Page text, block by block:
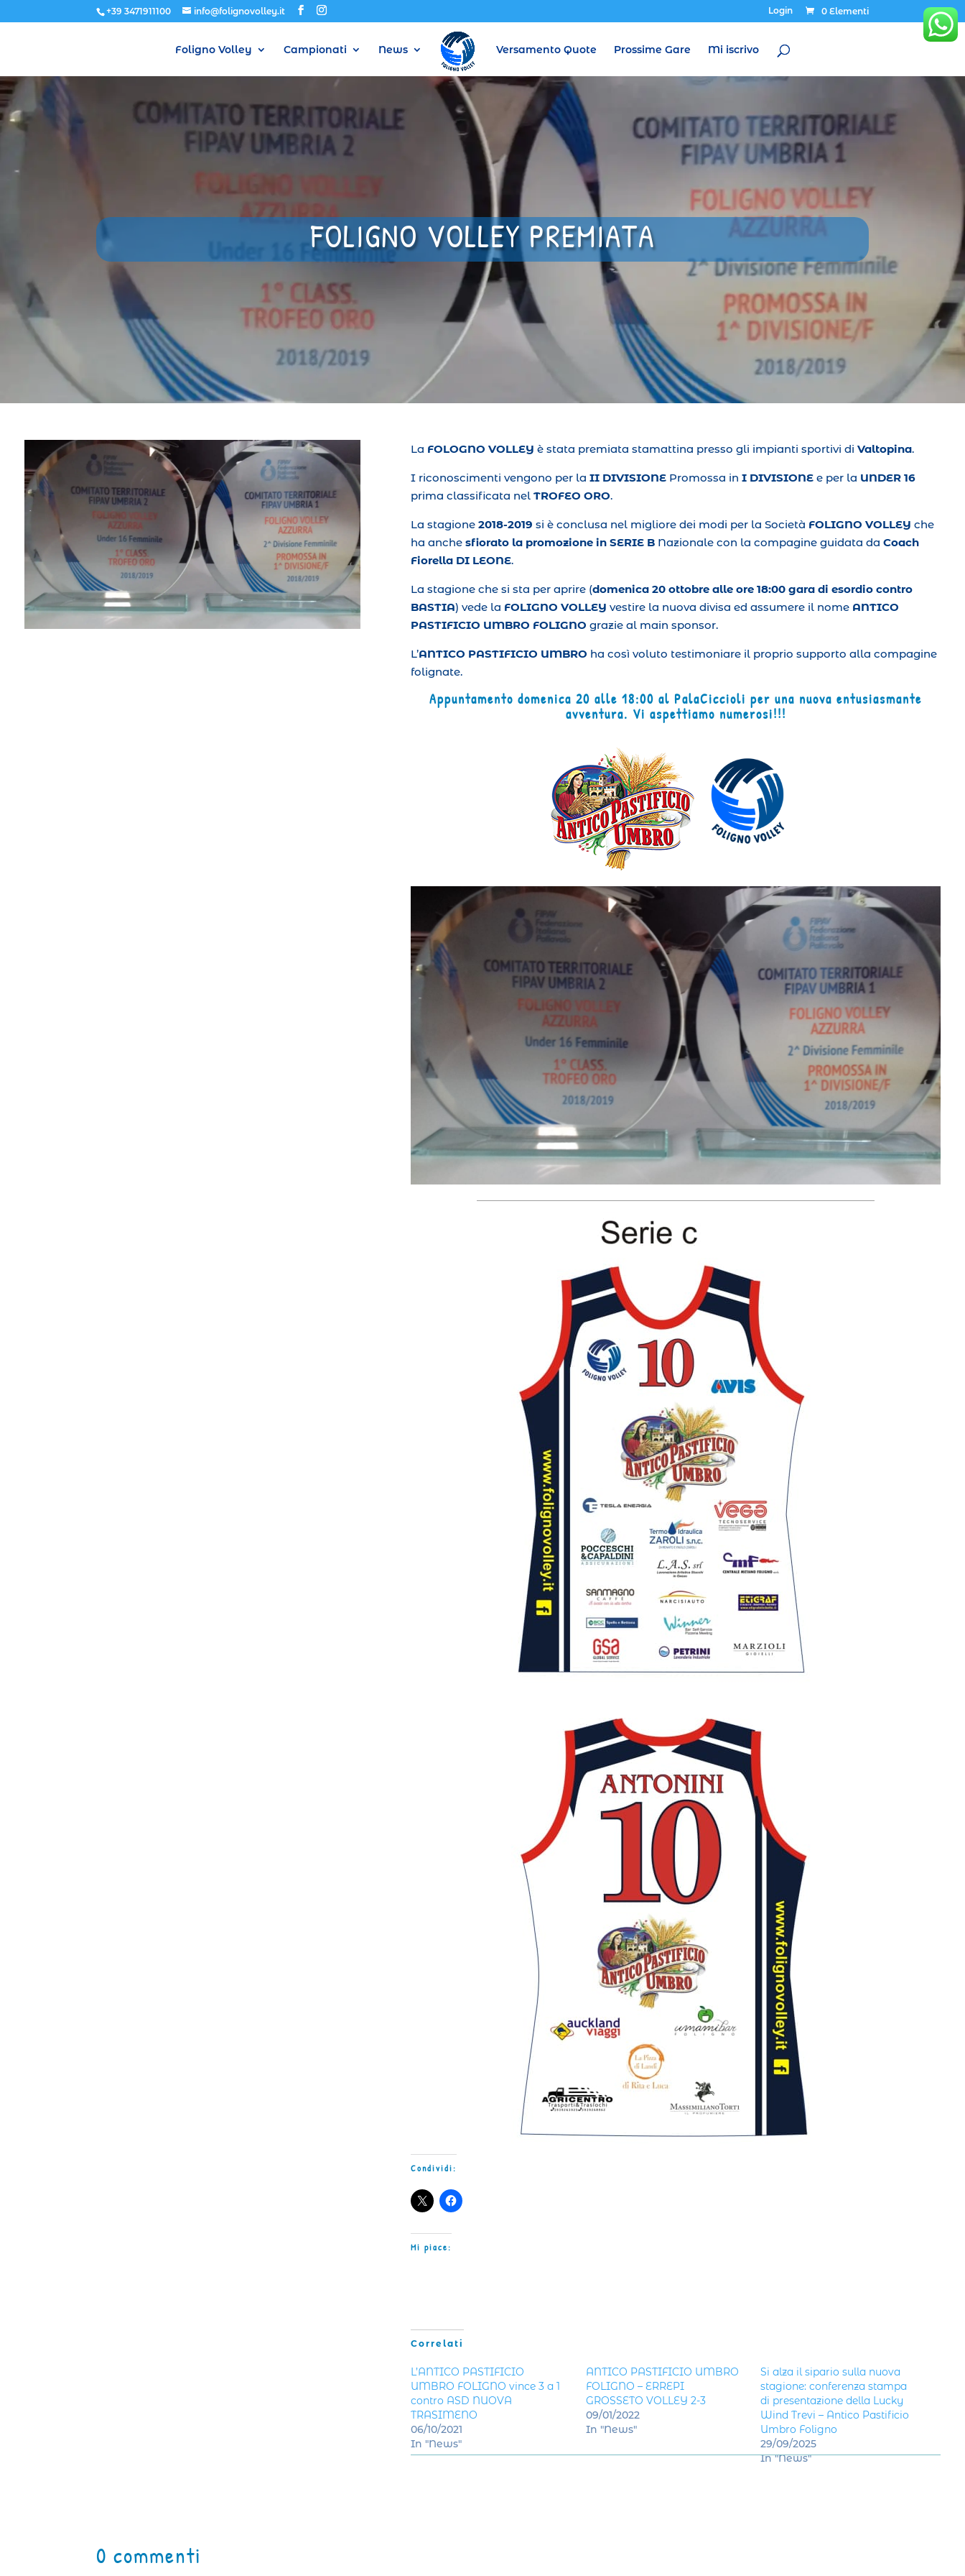
+39 3471911100 info@folignovolley.it Login 0 Elementi
Foligno Volley Campionati News Versamento Quote Prossime Gare Mi iscrivo
FOLIGNO VOLLEY PREMIATA
La FOLOGNO VOLLEY è stata premiata stamattina presso gli impianti sportivi diValtopina.
I riconoscimenti vengono per laII DIVISIONE Promossa inI DIVISIONE e per la UNDER 16
prima classificata nelTROFEO ORO.
La stagione 2018-2019 si è conclusa nel migliore dei modi per la Società FOLIGNO VOLLEY che
ha anchesfiorato la promozione in SERIE B Nazionale con la compagine guidata daCoach
Fiorella DI LEONE.
La stagione che si sta per aprire (domenica 20 ottobre alle ore 18:00 gara di esordio contro
BASTIA) vede la FOLIGNO VOLLEY vestire la nuova divisa ed assumere il nome ANTICO
PASTIFICIO UMBRO FOLIGNO grazie al main sponsor.
L’ANTICO PASTIFICIO UMBRO ha così voluto testimoniare il proprio supporto alla compagine
folignate.
Appuntamento domenica 20 alle 18:00 al PalaCiccioli per una nuova entusiasmante
avventura. Vi aspettiamo numerosi!!!
Condividi:
Mi piace:
Correlati
L’ANTICO PASTIFICIO
UMBRO FOLIGNO vince 3 a 1
contro ASD NUOVA
TRASIMENO
06/10/2021
In "News"
ANTICO PASTIFICIO UMBRO
FOLIGNO – ERREPI
GROSSETO VOLLEY 2-3
09/01/2022
In "News"
Si alza il sipario sulla nuova
stagione: conferenza stampa
di presentazione della Lucky
Wind Trevi – Antico Pastificio
Umbro Foligno
29/09/2025
In "News"
0 commenti